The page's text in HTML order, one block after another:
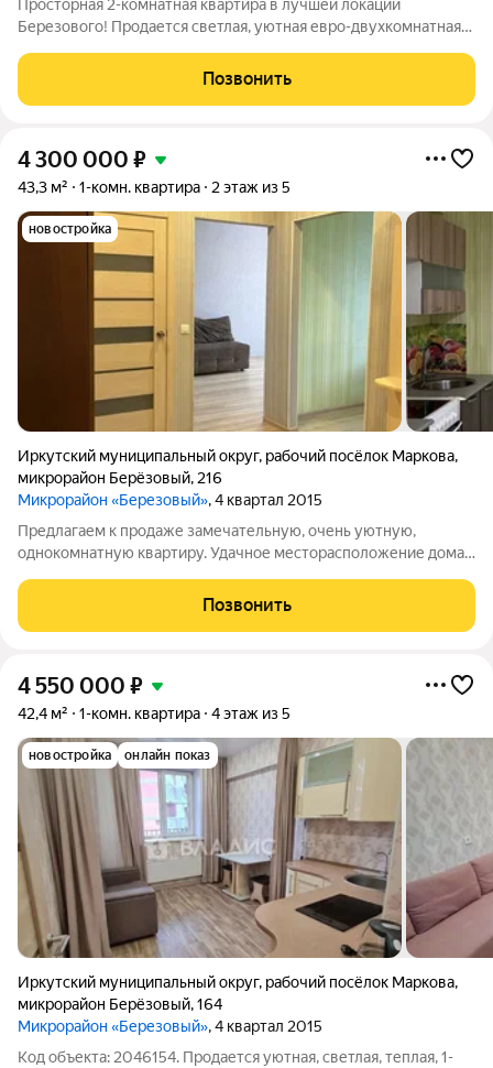
Просторная 2-комнатная квартира в лучшей локации
Березового! Продается светлая, уютная евро-двухкомнатная
дополнительных вложений в ремонт и обстановку! Главные
Позвонить
4 300 000 ₽
43,3 м² 1-комн. квартира 2 этаж из 5
новостройка
Иркутский муниципальный округ, рабочий посёлок Маркова,
микрорайон Берёзовый, 216
Микрорайон «Березовый», 4 квартал 2015
Предлагаем к продаже замечательную, очень уютную,
однокомнатную квартиру. Удачное месторасположение дома.
доступности. Один взрослый собственник.
Позвонить
4 550 000 ₽
42,4 м² 1-комн. квартира 4 этаж из 5
новостройка онлайн показ
Иркутский муниципальный округ, рабочий посёлок Маркова,
микрорайон Берёзовый,164
Микрорайон «Березовый», 4 квартал 2015
Код объекта: 2046154. Продается уютная, светлая, теплая, 1-